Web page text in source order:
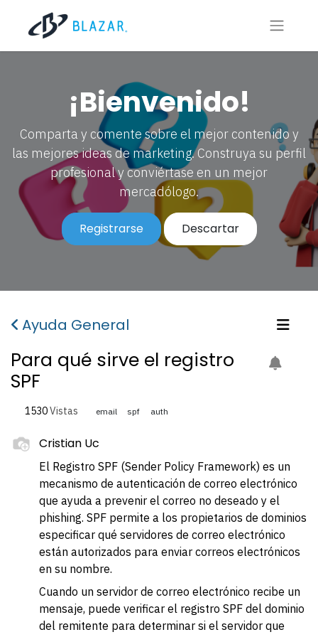
¡Bienvenido!
Comparta y comente sobre el mejor contenido y
las mejores ideas de marketing. Construya su perfil
profesional y conviértase en un mejor
mercadólogo.
Registrarse Descartar
Ayuda General
Para qué sirve el registro
SPF
1530Vistas email spf auth
Cristian Uc
El Registro SPF (Sender Policy Framework) es un
mecanismo de autenticación de correo electrónico
que ayuda a prevenir el correo no deseado y el
phishing. SPF permite a los propietarios de dominios
especificar qué servidores de correo electrónico
están autorizados para enviar correos electrónicos
en su nombre.
Cuando un servidor de correo electrónico recibe un
mensaje, puede verificar el registro SPF del dominio
del remitente para determinar si el servidor que